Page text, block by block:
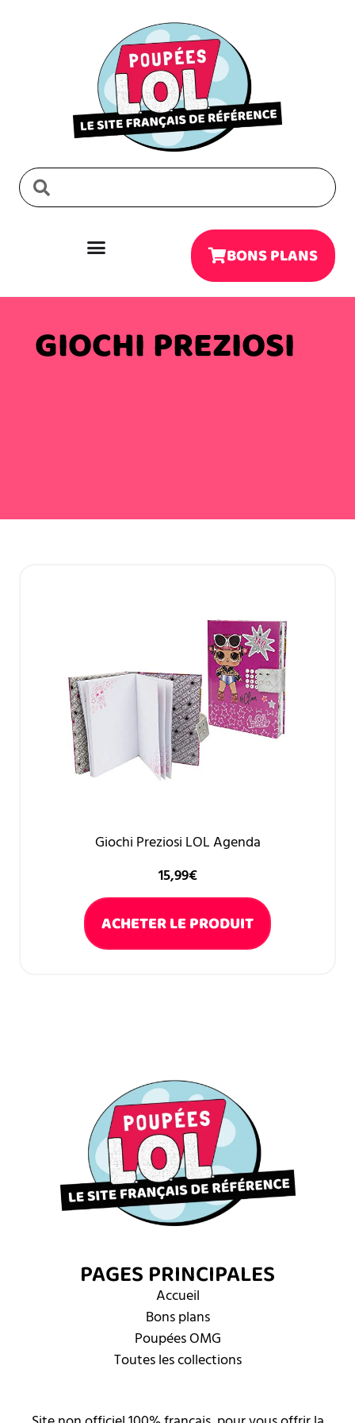
BONS PLANS
GIOCHI PREZIOSI
Giochi Preziosi LOL Agenda
15,99€
ACHETER LE PRODUIT
PAGES PRINCIPALES
Accueil
Bons plans
Poupées OMG
Toutes les collections